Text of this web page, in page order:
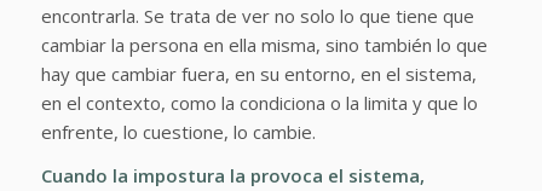
encontrarla. Se trata de ver no solo lo que tiene que
cambiar la persona en ella misma, sino también lo que
hay que cambiar fuera, en su entorno, en el sistema,
en el contexto, como la condiciona o la limita y que lo
enfrente, lo cuestione, lo cambie.
Cuando la impostura la provoca el sistema,